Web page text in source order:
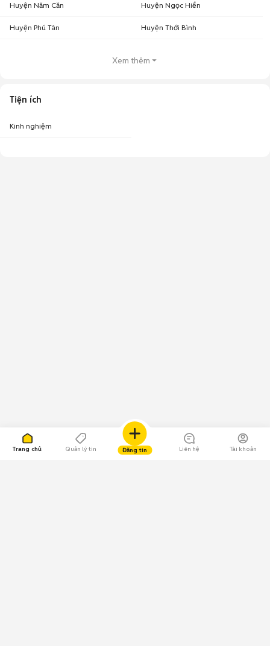
Trang chủ Quản lý tin Đăng tin Liên hệ Tài khoản
Huyện Năm Căn Huyện Ngọc Hiển
Huyện Phú Tân Huyện Thới Bình
Xem thêm
Tiện ích
Kinh nghiệm